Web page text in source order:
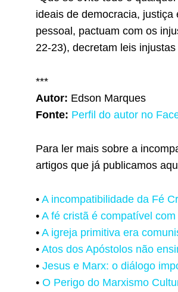
ideais de democracia,
pessoal, pactuam com os
22-23), decretam leis injustas
***
Autor: Edson Marques
Fonte: Perfil do autor no
Para ler mais sobre a
artigos que já publicamos
• A incompatibilidade da Fé
• A fé cristã é compatível
• A igreja primitiva era
• Atos dos Apóstolos não
• Jesus e Marx: o diálogo
• O Perigo do Marxismo